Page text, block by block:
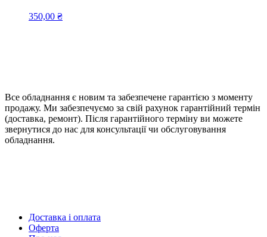
350,00 ₴
Все обладнання є новим та забезпечене гарантією з моменту
продажу. Ми забезпечуємо за свій рахунок гарантійний термін
(доставка, ремонт). Після гарантійного терміну ви можете
звернутися до нас для консультації чи обслуговування
обладнання.
Доставка і оплата
Оферта